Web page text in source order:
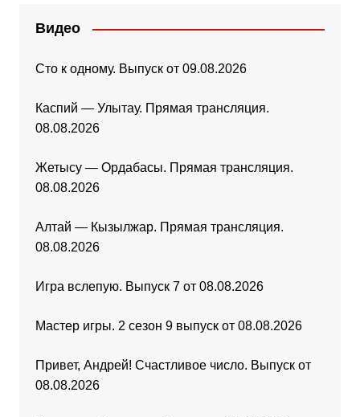
Видео
Сто к одному. Выпуск от 09.08.2026
Каспий — Улытау. Прямая трансляция.
08.08.2026
Жетысу — Ордабасы. Прямая трансляция.
08.08.2026
Алтай — Кызылжар. Прямая трансляция.
08.08.2026
Игра вслепую. Выпуск 7 от 08.08.2026
Мастер игры. 2 сезон 9 выпуск от 08.08.2026
Привет, Андрей! Счастливое число. Выпуск от
08.08.2026